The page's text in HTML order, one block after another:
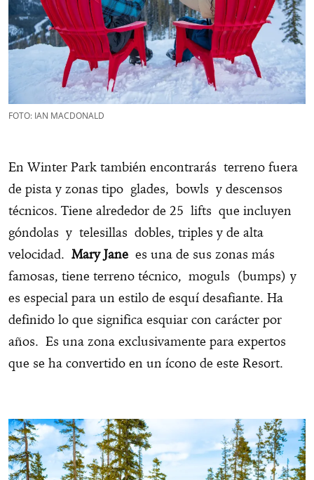
FOTO: IAN MACDONALD
En Winter Park también encontrarás terreno fuera
de pista y zonas tipo glades, bowls y descensos
técnicos. Tiene alrededor de 25 lifts que incluyen
góndolas y telesillas dobles, triples y de alta
velocidad. Mary Jane es una de sus zonas más
famosas, tiene terreno técnico, moguls (bumps) y
es especial para un estilo de esquí desafiante. Ha
definido lo que significa esquiar con carácter por
años. Es una zona exclusivamente para expertos
que se ha convertido en un ícono de este Resort.